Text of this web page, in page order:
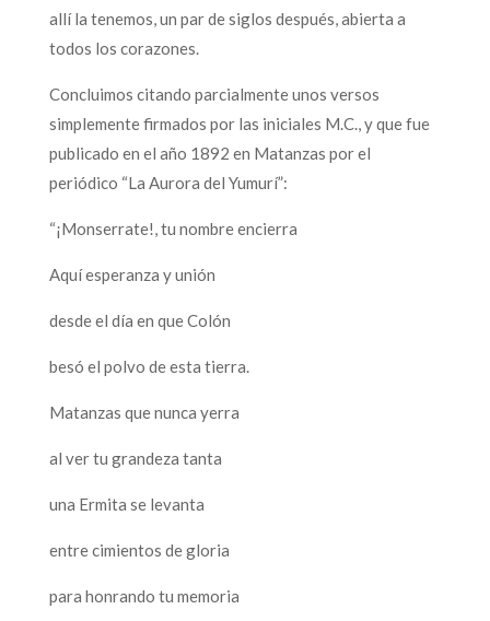
allí la tenemos, un par de siglos después, abierta a
todos los corazones.
Concluimos citando parcialmente unos versos
simplemente firmados por las iniciales M.C., y que fue
publicado en el año 1892 en Matanzas por el
periódico “La Aurora del Yumurí”:
“¡Monserrate!, tu nombre encierra
Aquí esperanza y unión
desde el día en que Colón
besó el polvo de esta tierra.
Matanzas que nunca yerra
al ver tu grandeza tanta
una Ermita se levanta
entre cimientos de gloria
para honrando tu memoria